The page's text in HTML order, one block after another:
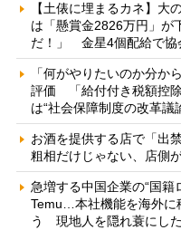
【土俵に埋まるカネ】大
は「懸賞金2826万円」が
だ！」 金星4個配給で協
「何がやりたいのか分か
評価 「給付付き税額控
は“社会保障制度の改革議
お酒を提供する店で「出
粗相だけじゃない、店側
急増する中国企業の“国籍
Temu…本社機能を海外に
う 現地人を隠れ蓑にし